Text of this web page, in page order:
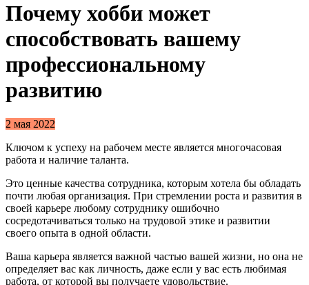
Почему хобби может
способствовать вашему
профессиональному
развитию
2 мая 2022
Ключом к успеху на рабочем месте является многочасовая
работа и наличие таланта.
Это ценные качества сотрудника, которым хотела бы обладать
почти любая организация. При стремлении роста и развития в
своей карьере любому сотруднику ошибочно
сосредотачиваться только на трудовой этике и развитии
своего опыта в одной области.
Ваша карьера является важной частью вашей жизни, но она не
определяет вас как личность, даже если у вас есть любимая
работа, от которой вы получаете удовольствие.